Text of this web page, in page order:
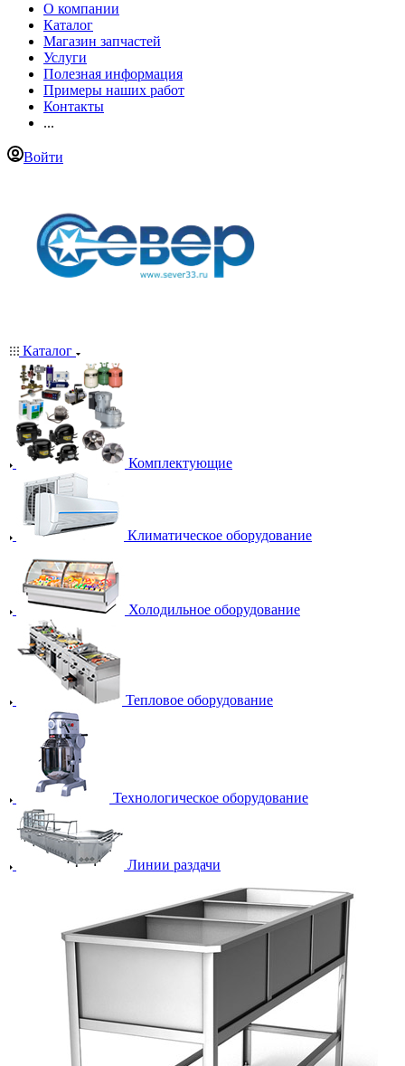
О компании
Каталог
Магазин запчастей
Услуги
Полезная информация
Примеры наших работ
Контакты
...
Войти
Каталог
Комплектующие
Климатическое оборудование
Холодильное оборудование
Тепловое оборудование
Технологическое оборудование
Линии раздачи